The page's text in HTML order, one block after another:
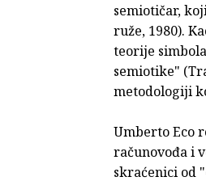
semiotičar,
ruže, 1980).
teorije
semiotike"
metodologiji
Umberto Eco
računovođa i
skraćenici od